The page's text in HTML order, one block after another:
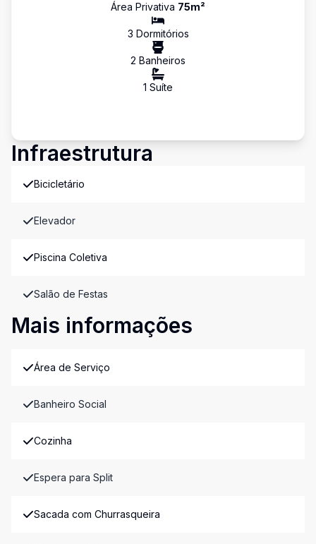
Área Privativa 75m²
3 Dormitórios
2 Banheiros
1 Suíte
Infraestrutura
Bicicletário
Elevador
Piscina Coletiva
Salão de Festas
Mais informações
Área de Serviço
Banheiro Social
Cozinha
Espera para Split
Sacada com Churrasqueira